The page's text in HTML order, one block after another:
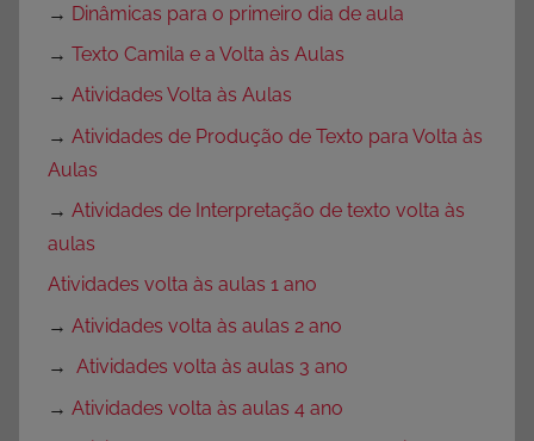
→ Dinâmicas para o primeiro dia de aula
→ Texto Camila e a Volta às Aulas
→ Atividades Volta às Aulas
→ Atividades de Produção de Texto para Volta às
Aulas
→ Atividades de Interpretação de texto volta às
aulas
Atividades volta às aulas 1 ano
→ Atividades volta às aulas 2 ano
→ Atividades volta às aulas 3 ano
→ Atividades volta às aulas 4 ano